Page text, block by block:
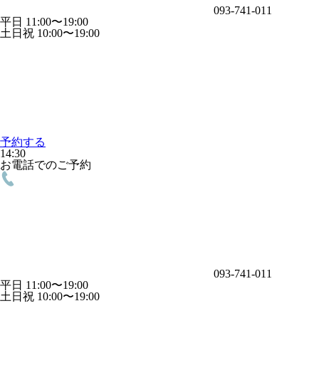
093-741-011
平日 11:00〜19:00
土日祝 10:00〜19:00
予約する
14:30
お電話でのご予約
093-741-011
平日 11:00〜19:00
土日祝 10:00〜19:00